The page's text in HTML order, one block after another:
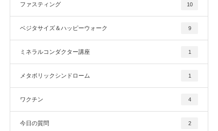
ファスティング 10
ベジタサイズ＆ハッピーウォーク 9
ミネラルコンダクター講座 1
メタボリックシンドローム 1
ワクチン 4
今日の質問 2